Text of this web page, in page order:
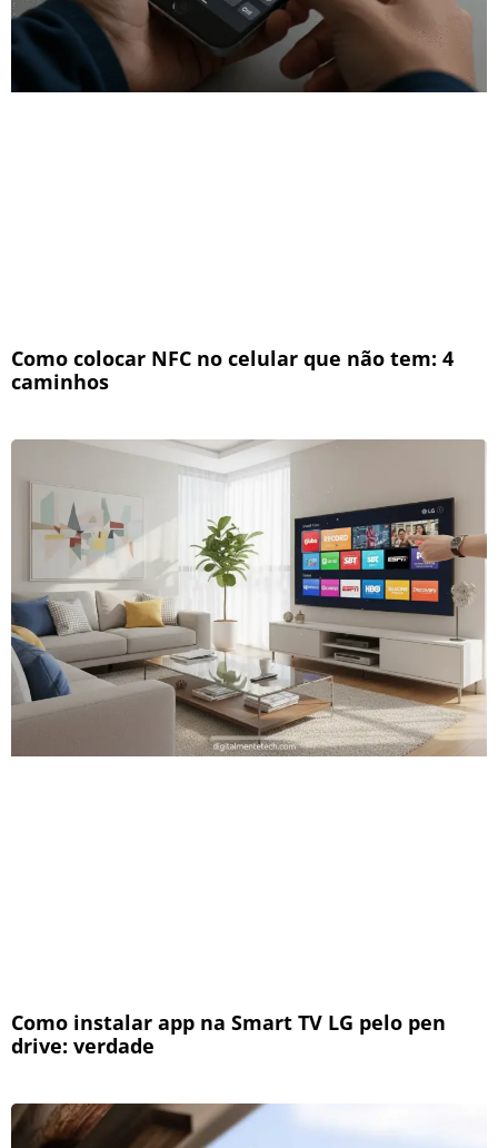
Como colocar NFC no celular que não tem: 4
caminhos
Como instalar app na Smart TV LG pelo pen
drive: verdade